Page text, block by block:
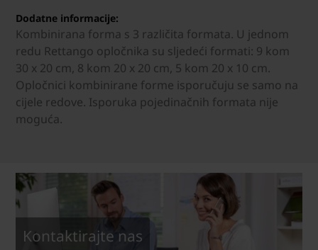
Dodatne informacije:
Kombinirana forma s 3 različita formata. U jednom
redu Rettango opločnika su sljedeći formati: 9 kom
30 x 20 cm, 8 kom 20 x 20 cm, 5 kom 20 x 10 cm.
Opločnici kombinirane forme isporučuju se samo na
cijele redove. Isporuka pojedinačnih formata nije
moguća.
Kontaktirajte nas